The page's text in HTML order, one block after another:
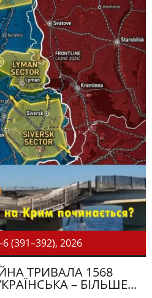
(391–392), 2026
ТРИВАЛА 1568
– БІЛЬШЕ...